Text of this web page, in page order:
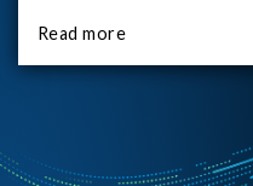
test-as-a-service options.
Read more